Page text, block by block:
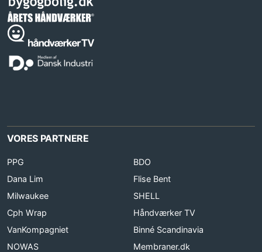
VORES PARTNERE
PPG
BDO
Dana Lim
Flise Bent
Milwaukee
SHELL
Cph Wrap
Håndværker TV
VanKompagniet
Binné Scandinavia
NOWAS
Membraner.dk